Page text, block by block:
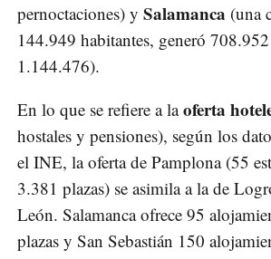
pernoctaciones) y Salamanca (una
144.949 habitantes, generó
1.144.476).
En lo que se refiere a laoferta
hostales y pensiones), según los
el INE, la oferta de Pamplona (55
3.381 plazas) se asimila a la de
León. Salamanca ofrece 95
plazas y San Sebastián 150